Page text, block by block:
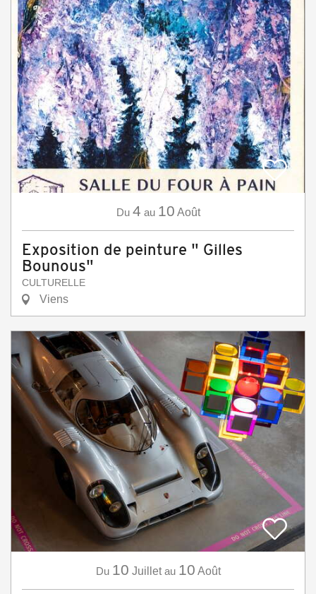
Du 4 au 10 Août
Exposition de peinture " Gilles
Bounous"
CULTURELLE
Viens
Du 10 Juillet au 10 Août